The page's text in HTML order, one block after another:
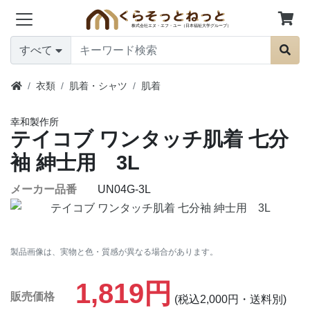
すべて
衣類 肌着・シャツ 肌着
幸和製作所
テイコブ ワンタッチ肌着 七分
袖 紳士用 3L
メーカー品番 UN04G-3L
製品画像は、実物と色・質感が異なる場合があります。
販売価格 1,819円 (税込2,000円・送料別)